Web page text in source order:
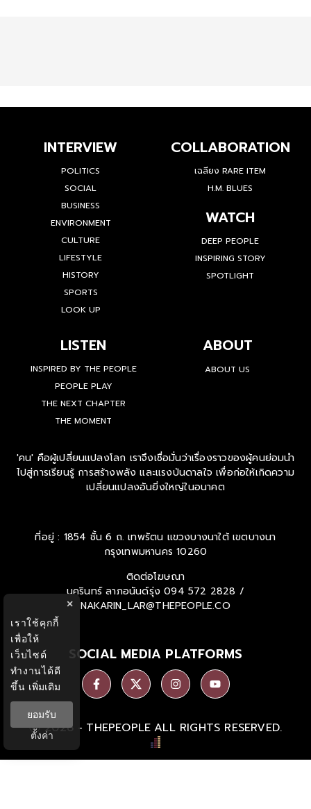
INTERVIEW
POLITICS
SOCIAL
BUSINESS
ENVIRONMENT
CULTURE
LIFESTYLE
HISTORY
SPORTS
LOOK UP
COLLABORATION
เฉลียง RARE ITEM
H.M. BLUES
WATCH
DEEP PEOPLE
INSPIRING STORY
SPOTLIGHT
LISTEN
INSPIRED BY THE PEOPLE
PEOPLE PLAY
THE NEXT CHAPTER
THE MOMENT
ABOUT
ABOUT US
'คน' คือผู้เปลี่ยนแปลงโลก เราจึงเชื่อมั่นว่าเรื่องราวของผู้คนย่อมนำ
ไปสู่การเรียนรู้ การสร้างพลัง และแรงบันดาลใจ เพื่อก่อให้เกิดความ
เปลี่ยนแปลงอันยิ่งใหญ่ในอนาคต
ที่อยู่ : 1854 ชั้น 6 ถ. เทพรัตน แขวงบางนาใต้ เขตบางนา
กรุงเทพมหานคร 10260
ติดต่อโฆษณา
นครินทร์ ลาภอนันด์รุ่ง 094 572 2828 /
NAKARIN_LAR@THEPEOPLE.CO
SOCIAL MEDIA PLATFORMS
Ⓒ 2026 - THEPEOPLE ALL RIGHTS RESERVED.
×
เราใช้คุกกี้
เพื่อให้
เว็บไซต์
ทำงานได้ดี
ขึ้น เพิ่มเติม
ยอมรับ
ตั้งค่า